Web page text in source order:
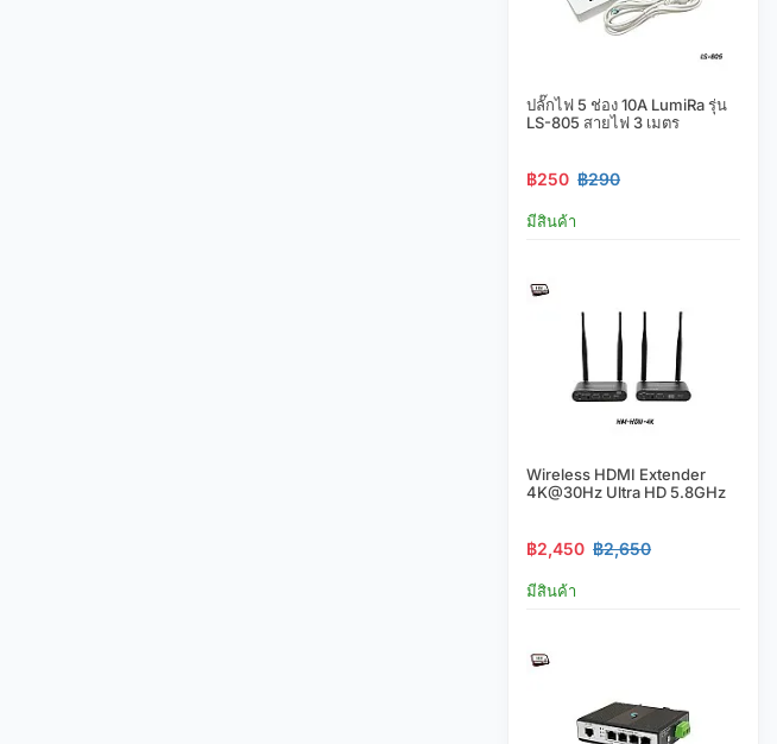
ปลั๊กไฟ 5 ช่อง 10A LumiRa รุ่น
LS-805 สายไฟ 3 เมตร
฿250 ฿290
มีสินค้า
Wireless HDMI Extender
4K@30Hz Ultra HD 5.8GHz
฿2,450 ฿2,650
มีสินค้า